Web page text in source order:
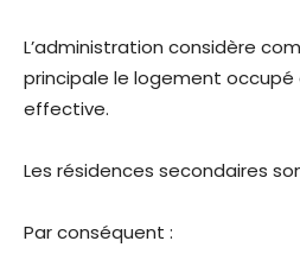
L’administration considère
principale le logement
effective.
Les résidences secondaires
Par conséquent :